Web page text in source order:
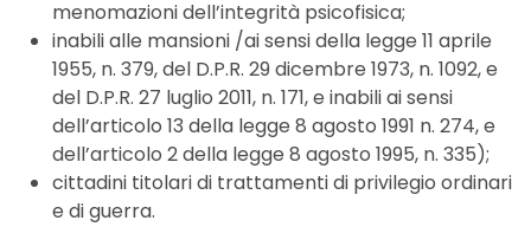
menomazioni dell’integrità psicofisica;
inabili alle mansioni /ai sensi della legge 11 aprile
1955, n. 379, del D.P.R. 29 dicembre 1973, n. 1092, e
del D.P.R. 27 luglio 2011, n. 171, e inabili ai sensi
dell’articolo 13 della legge 8 agosto 1991 n. 274, e
dell’articolo 2 della legge 8 agosto 1995, n. 335);
cittadini titolari di trattamenti di privilegio ordinari
e di guerra.